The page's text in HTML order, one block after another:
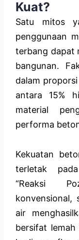
Kuat?
Satu mitos
penggunaan
terbang dapat
bangunan.
dalam
antara 15%
material
performa
Kekuatan
terletak
“Reaksi
konvensional,
air
bersifat